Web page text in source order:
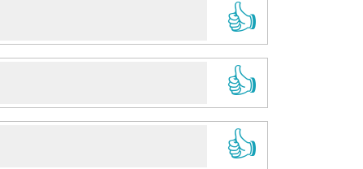
👍
👍
👍